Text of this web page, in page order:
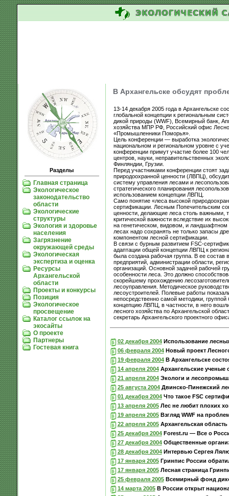
Разделы
Главная страница
Экологическое
законодательство
области
Экологические
структуры
Экология и здоровье
населения
Загрязнение
окружающей среды
Экологическая
экспертиза и оценка
Ресурсы
Архангельской
области
Проекты и конкурсы
Позиция
Экологическое
просвещение
Каталог ссылок на
экосайты
О проекте
Партнеры
Гостевая книга
В Архангельске обсудят
13-14 декабря 2005 года в Архангельске
глобальной концепции к региональным
дикой природы (WWF), Всемирный банк,
хозяйства МПР РФ, Российский офис
«Промышленники Поморья».
Цель конференции — выработка
национальном и региональном уровне с
конференции примут участие более 100
центров, науки, неправительственных
Финляндии, Грузии.
Перед участниками конференции стоят
природоохранной ценности (ЛВПЦ),
систему управления лесами и
стратегического планирования
использованием концепции ЛВПЦ.
Само понятие «леса высокой
сертификации. Лесным Попечительским
ценности, делающие леса столь важными,
критической важности вследствие их
на генетическом, видовом, и ландшафтном
лесах надо сохранять не только запасы
компонентом лесной сертификации.
В связи с бурным развитием FSC-
адаптации общей концепции ЛВПЦ к
была создана рабочая группа. В ее
предприятий, администрации области,
организаций. Основной задачей рабочей
особенности леса. Это должно
скорейшему прохождению
лесоуправления. Методическое
лесоустроителей. Полевые работы
непосредственно самой методики,
концепцию ЛВПЦ, в частности, в него
лесного хозяйства по Архангельской
секретарь Архангельского проектного
02 декабря 2004Использование
06 февраля 2004Новый проект
19 февраля 2004В Архангельске
14 апреля 2004Архангельские ученые
21 апреля 2004Экологи и
25 августа 2004Двинско-Пинежский
01 декабря 2004Что такое FSC
13 апреля 2005Лес не любит плохих
19 апреля 2005Взгляд WWF на
22 апреля 2005Архангельская
25 декабря 2004Forest.ru — Все о
27 декабря 2004Общественные
28 декабря 2004Интервью Сергея
17 января 2005Гринпис России
17 января 2005Лесная страница
25 февраля 2005Всемирный фонд
14 марта 2005В России открыт